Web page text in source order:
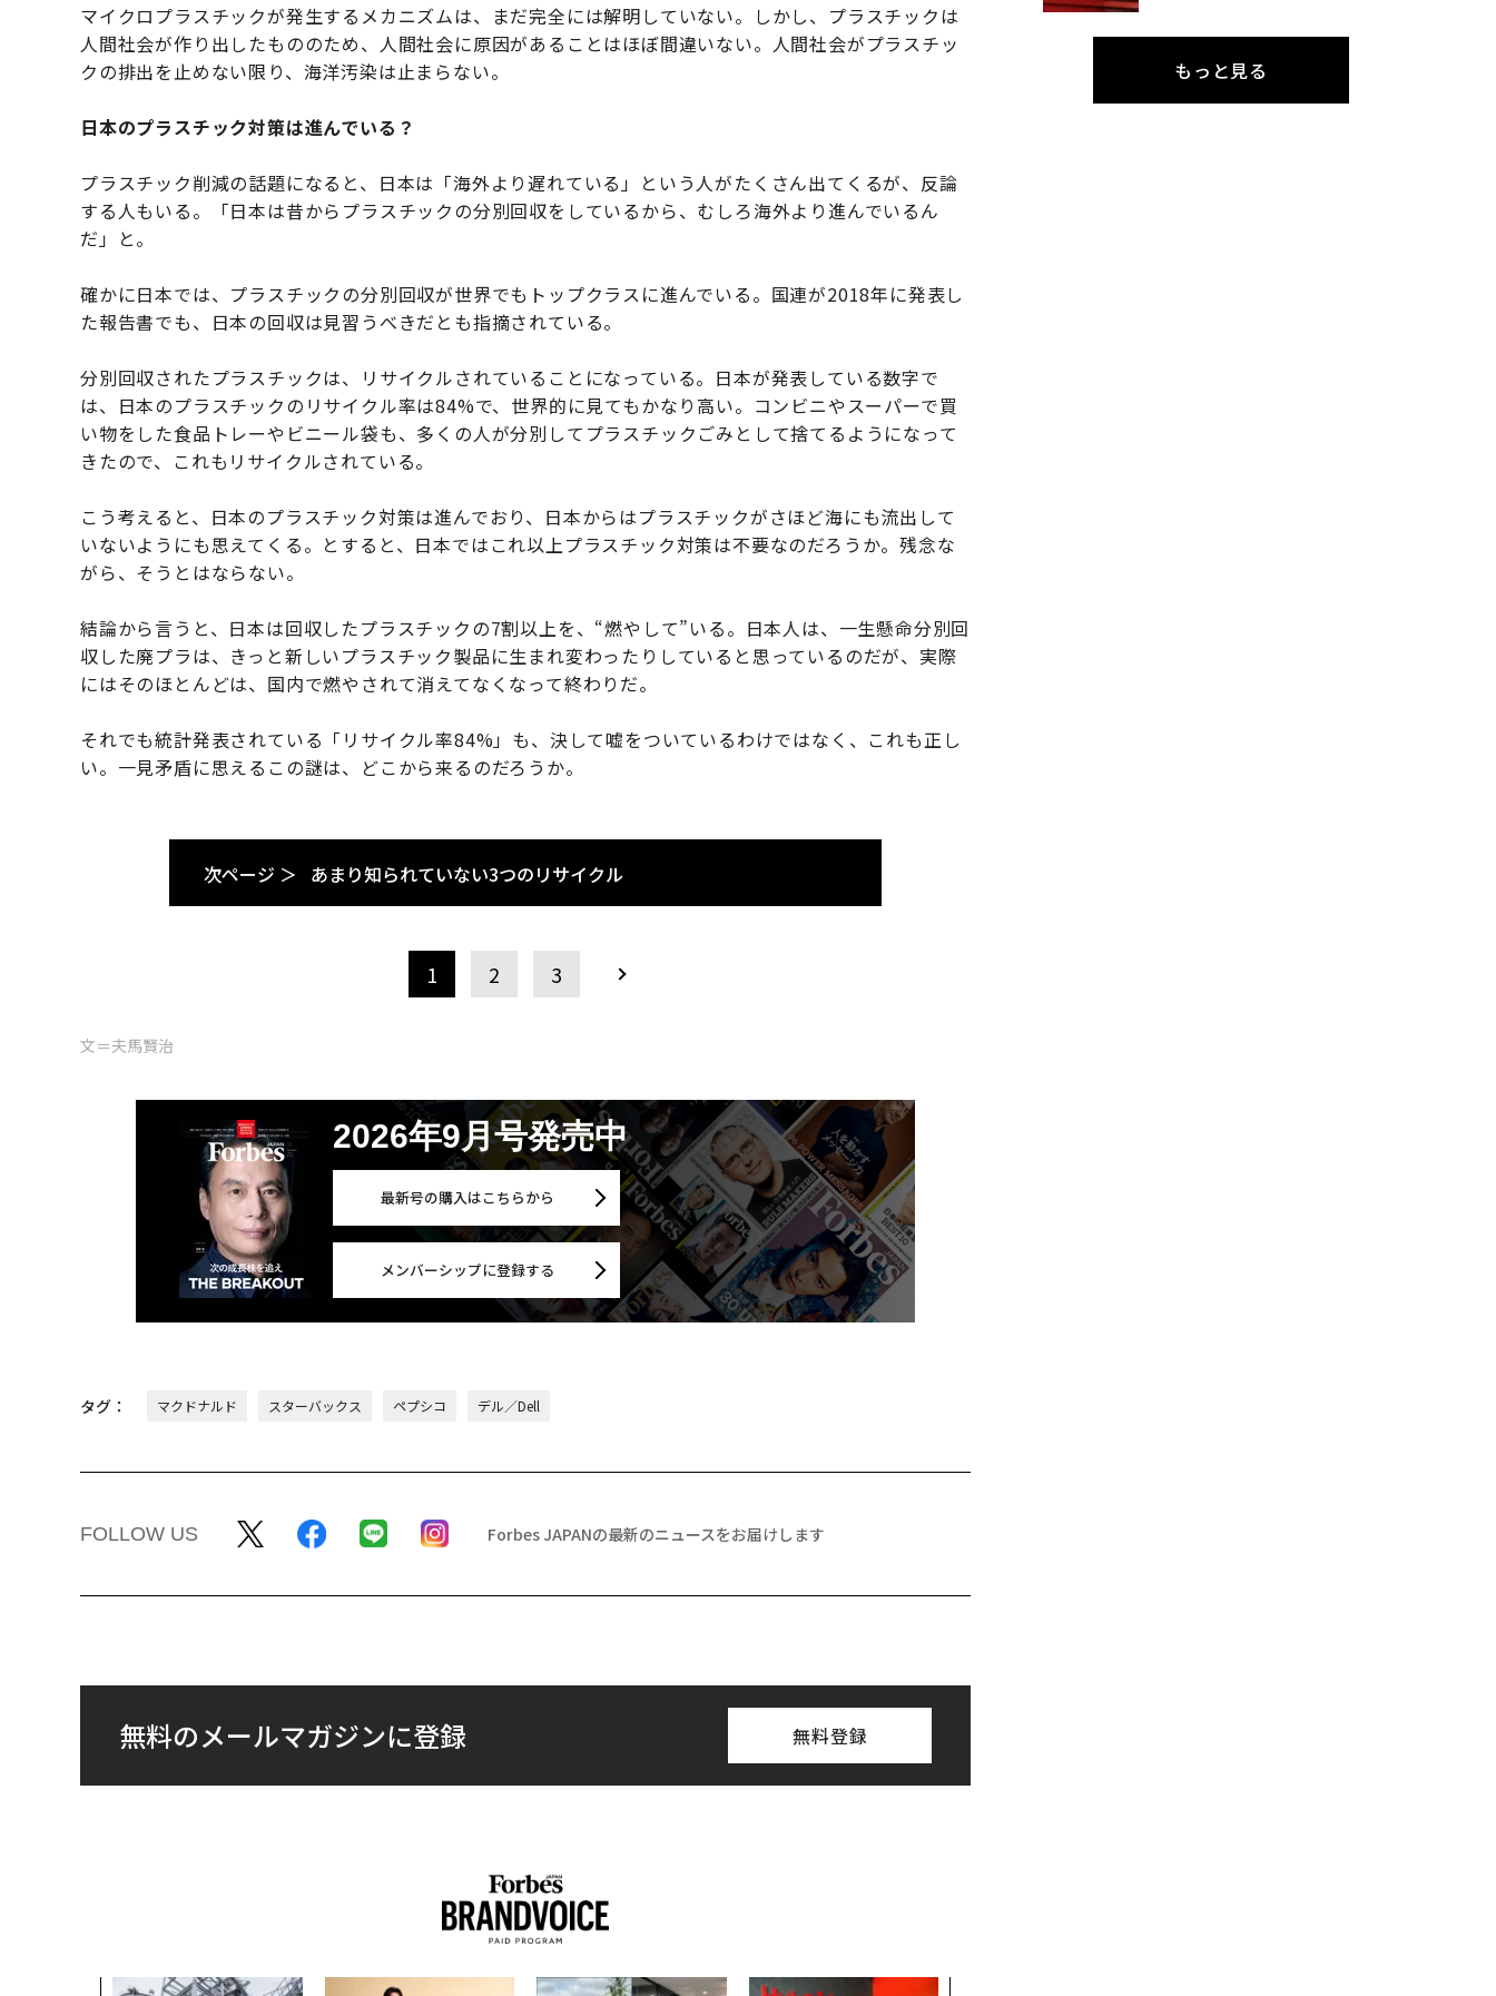
マイクロプラスチックが発生するメカニズムは、まだ完全には解明していない。しかし、プラスチックは
人間社会が作り出したもののため、人間社会に原因があることはほぼ間違いない。人間社会がプラスチッ
クの排出を止めない限り、海洋汚染は止まらない。
日本のプラスチック対策は進んでいる？
プラスチック削減の話題になると、日本は「海外より遅れている」という人がたくさん出てくるが、反論
する人もいる。「日本は昔からプラスチックの分別回収をしているから、むしろ海外より進んでいるん
だ」と。
確かに日本では、プラスチックの分別回収が世界でもトップクラスに進んでいる。国連が2018年に発表し
た報告書でも、日本の回収は見習うべきだとも指摘されている。
分別回収されたプラスチックは、リサイクルされていることになっている。日本が発表している数字で
は、日本のプラスチックのリサイクル率は84%で、世界的に見てもかなり高い。コンビニやスーパーで買
い物をした食品トレーやビニール袋も、多くの人が分別してプラスチックごみとして捨てるようになって
きたので、これもリサイクルされている。
こう考えると、日本のプラスチック対策は進んでおり、日本からはプラスチックがさほど海にも流出して
いないようにも思えてくる。とすると、日本ではこれ以上プラスチック対策は不要なのだろうか。残念な
がら、そうとはならない。
結論から言うと、日本は回収したプラスチックの7割以上を、“燃やして”いる。日本人は、一生懸命分別回
収した廃プラは、きっと新しいプラスチック製品に生まれ変わったりしていると思っているのだが、実際
にはそのほとんどは、国内で燃やされて消えてなくなって終わりだ。
それでも統計発表されている「リサイクル率84%」も、決して嘘をついているわけではなく、これも正し
い。一見矛盾に思えるこの謎は、どこから来るのだろうか。
次ページ ＞ あまり知られていない3つのリサイクル
1 2 3
文＝夫馬賢治
2026年9月号発売中
最新号の購入はこちらから
メンバーシップに登録する
タグ： マクドナルド スターバックス ペプシコ デル／Dell
FOLLOW US Forbes JAPANの最新のニュースをお届けします
無料のメールマガジンに登録 無料登録
もっと見る